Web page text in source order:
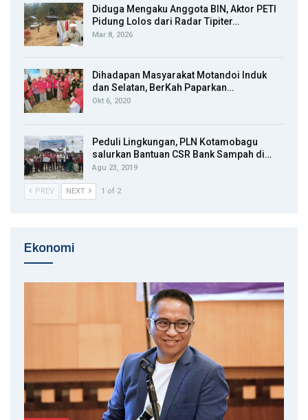
Diduga Mengaku Anggota BIN, Aktor PETI
Pidung Lolos dari Radar Tipiter…
Mar 8, 2026
Dihadapan Masyarakat Motandoi Induk
dan Selatan, BerKah Paparkan…
Okt 6, 2020
Peduli Lingkungan, PLN Kotamobagu
salurkan Bantuan CSR Bank Sampah di…
Agu 23, 2019
PREV NEXT 1 of 2
Ekonomi